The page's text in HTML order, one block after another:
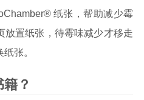
纸张，帮助减少霉
放置纸张，待霉味减少才移走
张。
？